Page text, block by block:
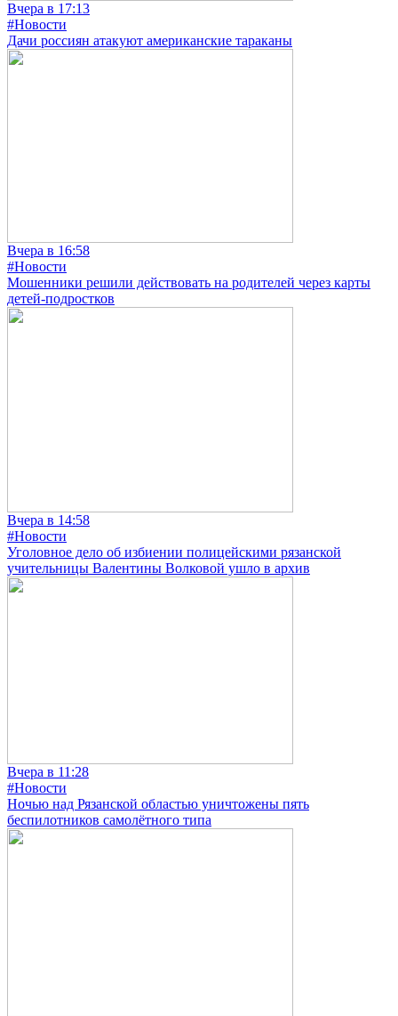
Вчера в 17:13
#Новости
Дачи россиян атакуют американские тараканы
Вчера в 16:58
#Новости
Мошенники решили действовать на родителей через карты
детей-подростков
Вчера в 14:58
#Новости
Уголовное дело об избиении полицейскими рязанской
учительницы Валентины Волковой ушло в архив
Вчера в 11:28
#Новости
Ночью над Рязанской областью уничтожены пять
беспилотников самолётного типа